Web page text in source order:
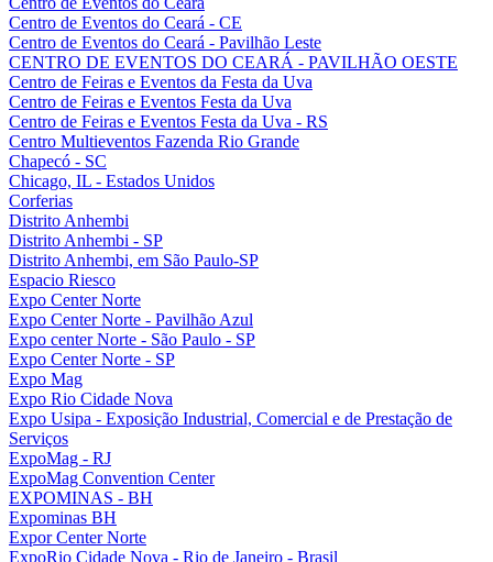
Centro de Eventos do Ceará - CE
Centro de Eventos do Ceará - Pavilhão Leste
CENTRO DE EVENTOS DO CEARÁ - PAVILHÃO OESTE
Centro de Feiras e Eventos da Festa da Uva
Centro de Feiras e Eventos Festa da Uva
Centro de Feiras e Eventos Festa da Uva - RS
Centro Multieventos Fazenda Rio Grande
Chapecó - SC
Chicago, IL - Estados Unidos
Corferias
Distrito Anhembi
Distrito Anhembi - SP
Distrito Anhembi, em São Paulo-SP
Espacio Riesco
Expo Center Norte
Expo Center Norte - Pavilhão Azul
Expo center Norte - São Paulo - SP
Expo Center Norte - SP
Expo Mag
Expo Rio Cidade Nova
Expo Usipa - Exposição Industrial, Comercial e de Prestação de
Serviços
ExpoMag - RJ
ExpoMag Convention Center
EXPOMINAS - BH
Expominas BH
Expor Center Norte
ExpoRio Cidade Nova - Rio de Janeiro - Brasil